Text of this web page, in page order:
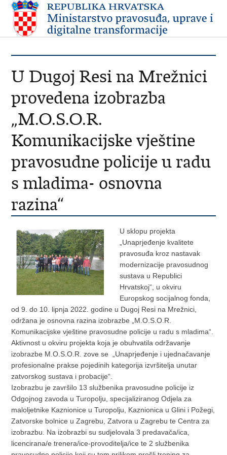
U Dugoj Resi na Mrežnici
provedena izobrazba
„M.O.S.O.R.
Komunikacijske vještine
pravosudne policije u radu
s mladima- osnovna
razina“
U sklopu projekta
„Unaprjeđenje kvalitete
pravosuđa kroz nastavak
modernizacije pravosudnog
sustava u Republici
Hrvatskoj“, u okviru
Europskog socijalnog fonda,
od 9. do 10. lipnja 2022. godine u Dugoj Resi na Mrežnici,
održana je osnovna razina izobrazbe „M.O.S.O.R.
Komunikacijske vještine pravosudne policije u radu s mladima“.
Aktivnost u okviru projekta koja je obuhvatila održavanje
izobrazbe M.O.S.O.R. zove se „Unaprjeđenje i ujednačavanje
profesionalne prakse pojedinih kategorija izvršitelja unutar
zatvorskog sustava i probacije“.
Izobrazbu je završilo 13 službenika pravosudne policije iz
Odgojnog zavoda u Turopolju, specijaliziranog Odjela za
maloljetnike Kaznionice u Turopolju, Kaznionica u Glini i Požegi,
Zatvorske bolnice u Zagrebu, Zatvora u Zagrebu te Centra za
izobrazbu. Na izobrazbi su sudjelovala 3 predavača/ica,
licencirana/e trenera/ice-provoditelja/ice te 2 službenika